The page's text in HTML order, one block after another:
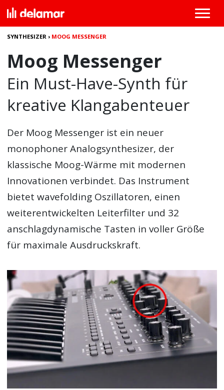
SYNTHESIZER › MOOG MESSENGER
Moog Messenger
Ein Must-Have-Synth für
kreative Klangabenteuer
Der Moog Messenger ist ein neuer
monophoner Analogsynthesizer, der
klassische Moog-Wärme mit modernen
Innovationen verbindet. Das Instrument
bietet wavefolding Oszillatoren, einen
weiterentwickelten Leiterfilter und 32
anschlagdynamische Tasten in voller Größe
für maximale Ausdruckskraft.